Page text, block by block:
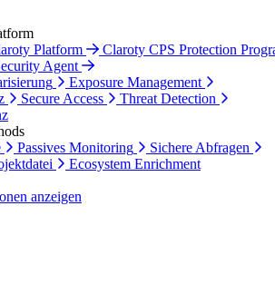
Platform
Claroty CPS Protection
Agent
Exposure Management
Secure Access
Threat Detection
Passives Monitoring
Sichere Abfragen
Ecosystem Enrichment
anzeigen